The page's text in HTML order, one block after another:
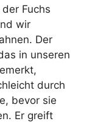
Fuchs
wir
Der
in unseren
durch
bevor sie
Er greift